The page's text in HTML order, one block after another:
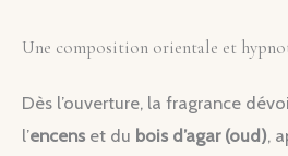
Une composition orientale et
Dès l’ouverture, la fragrance
l’encens et du bois d’agar (oud),